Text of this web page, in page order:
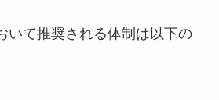
いて推奨される体制は以下の